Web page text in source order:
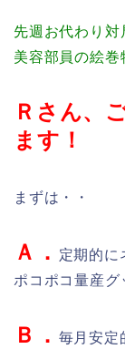
先週お代わり対
美容部員の絵巻
Ｒさん、
ます！
まずは・・
Ａ．
定期的に
ポコポコ量産
Ｂ． 毎月安定